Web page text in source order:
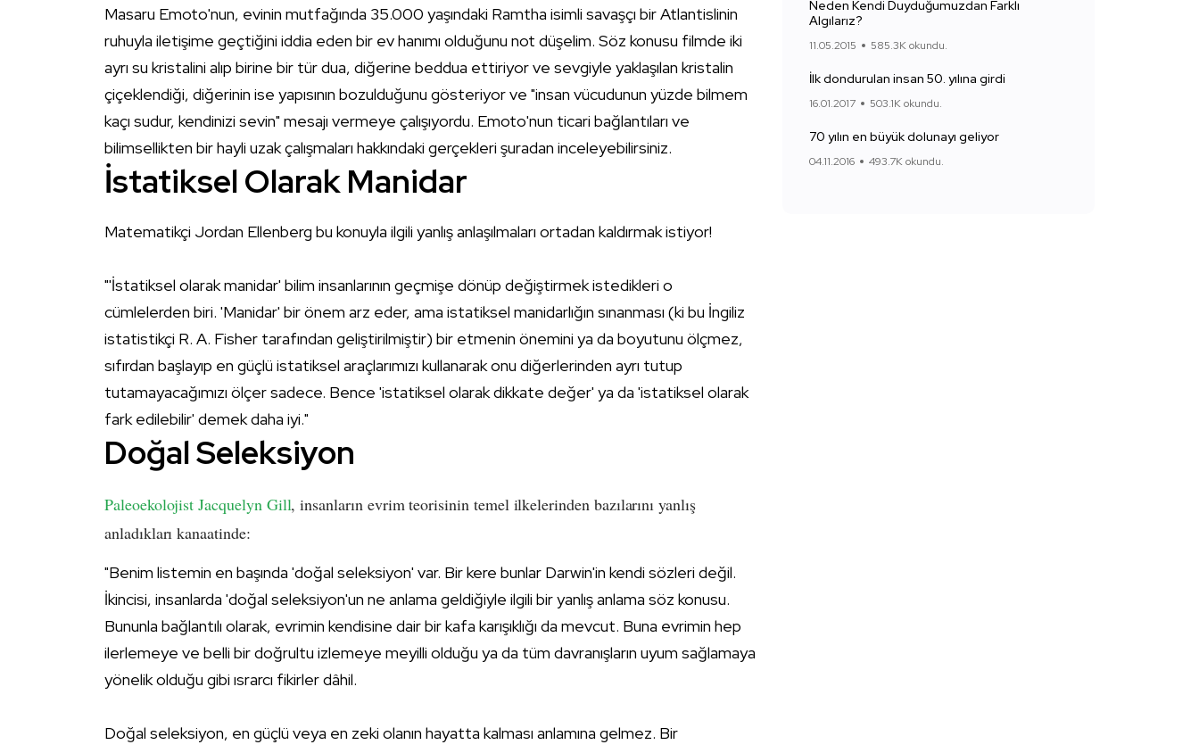
Masaru Emoto'nun, evinin mutfağında 35.000 yaşındaki Ramtha isimli savaşçı bir Atlantislinin
ruhuyla iletişime geçtiğini iddia eden bir ev hanımı olduğunu not düşelim. Söz konusu filmde iki
ayrı su kristalini alıp birine bir tür dua, diğerine beddua ettiriyor ve sevgiyle yaklaşılan kristalin
çiçeklendiği, diğerinin ise yapısının bozulduğunu gösteriyor ve "insan vücudunun yüzde bilmem
kaçı sudur, kendinizi sevin" mesajı vermeye çalışıyordu. Emoto'nun ticari bağlantıları ve
bilimsellikten bir hayli uzak çalışmaları hakkındaki gerçekleri şuradan inceleyebilirsiniz.
İstatiksel Olarak Manidar
Matematikçi Jordan Ellenberg bu konuyla ilgili yanlış anlaşılmaları ortadan kaldırmak istiyor!
"'İstatiksel olarak manidar' bilim insanlarının geçmişe dönüp değiştirmek istedikleri o
cümlelerden biri. 'Manidar' bir önem arz eder, ama istatiksel manidarlığın sınanması (ki bu İngiliz
istatistikçi R. A. Fisher tarafından geliştirilmiştir) bir etmenin önemini ya da boyutunu ölçmez,
sıfırdan başlayıp en güçlü istatiksel araçlarımızı kullanarak onu diğerlerinden ayrı tutup
tutamayacağımızı ölçer sadece. Bence 'istatiksel olarak dikkate değer' ya da 'istatiksel olarak
fark edilebilir' demek daha iyi."
Doğal Seleksiyon
Paleoekolojist Jacquelyn Gill, insanların evrim teorisinin temel ilkelerinden bazılarını yanlış
anladıkları kanaatinde:
"Benim listemin en başında 'doğal seleksiyon' var. Bir kere bunlar Darwin'in kendi sözleri değil.
İkincisi, insanlarda 'doğal seleksiyon'un ne anlama geldiğiyle ilgili bir yanlış anlama söz konusu.
Bununla bağlantılı olarak, evrimin kendisine dair bir kafa karışıklığı da mevcut. Buna evrimin hep
ilerlemeye ve belli bir doğrultu izlemeye meyilli olduğu ya da tüm davranışların uyum sağlamaya
yönelik olduğu gibi ısrarcı fikirler dâhil.
Doğal seleksiyon, en güçlü veya en zeki olanın hayatta kalması anlamına gelmez. Bir
Neden Kendi Duyduğumuzdan Farklı
Algılarız?
11.05.2015 585.3K okundu.
İlk dondurulan insan 50. yılına girdi
16.01.2017 503.1K okundu.
70 yılın en büyük dolunayı geliyor
04.11.2016 493.7K okundu.